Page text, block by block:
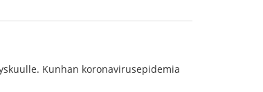
Kunhan koronavirusepidemia